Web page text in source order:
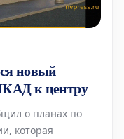
новый
к центру
о планах по
которая